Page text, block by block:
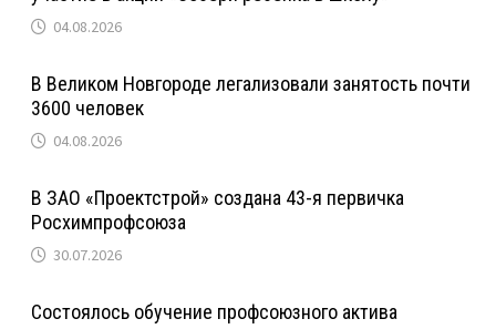
04.08.2026
В Великом Новгороде легализовали занятость почти
3600 человек
04.08.2026
В ЗАО «Проектстрой» создана 43-я первичка
Росхимпрофсоюза
30.07.2026
Состоялось обучение профсоюзного актива